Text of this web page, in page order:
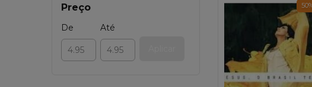
Preço
De
Até
50